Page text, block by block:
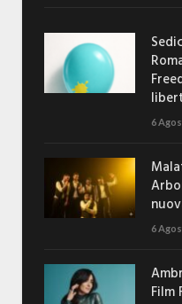
6
6
Film